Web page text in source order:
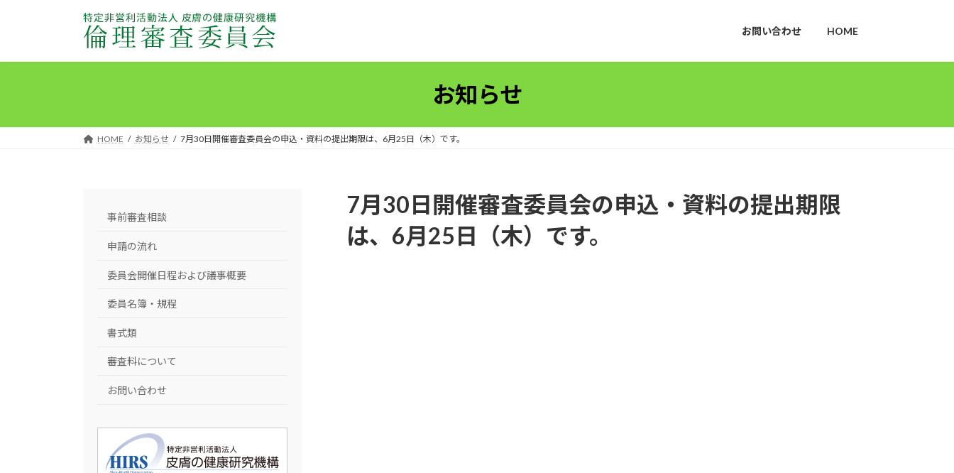
ン
キ
ー
に
お問い合わせ HOME
お知らせ
HOME お知らせ 7月30日開催審査委員会の申込・資料の提出期限は、6月25日（木）です。
7月30日開催審査委員会の申込・資料の提出期限
は、6月25日（木）です。
事前審査相談
申請の流れ
委員会開催日程および議事概要
委員名簿・規程
書式類
審査料について
お問い合わせ